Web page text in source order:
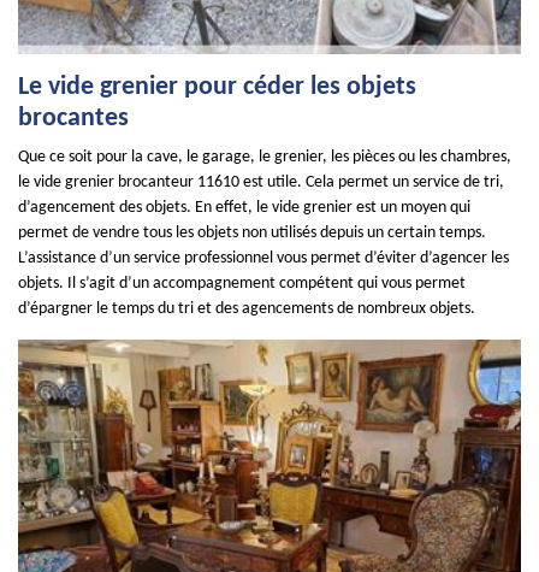
Le vide grenier pour céder les objets
brocantes
Que ce soit pour la cave, le garage, le grenier, les pièces ou les chambres,
le vide grenier brocanteur 11610 est utile. Cela permet un service de tri,
d’agencement des objets. En effet, le vide grenier est un moyen qui
permet de vendre tous les objets non utilisés depuis un certain temps.
L’assistance d’un service professionnel vous permet d’éviter d’agencer les
objets. Il s’agit d’un accompagnement compétent qui vous permet
d’épargner le temps du tri et des agencements de nombreux objets.